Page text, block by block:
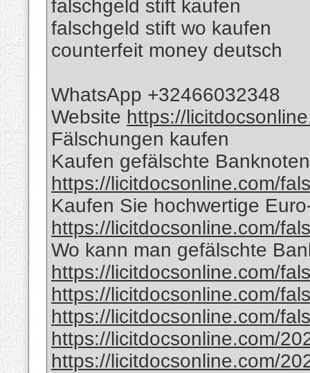
falschgeld stift kaufen
falschgeld stift wo kaufen
counterfeit money deutsch
WhatsApp +32466032348
Website https://
Fälschungen kaufen
Kaufen gefälschte
https://licitdocsonline.com/
Kaufen Sie hochwertige
https://licitdocsonline.com/
Wo kann man gefälschte
https://licitdocsonline.com/
https://licitdocsonline.com/
https://licitdocsonline.com/
https://licitdocsonline.com/
https://licitdocsonline.com/